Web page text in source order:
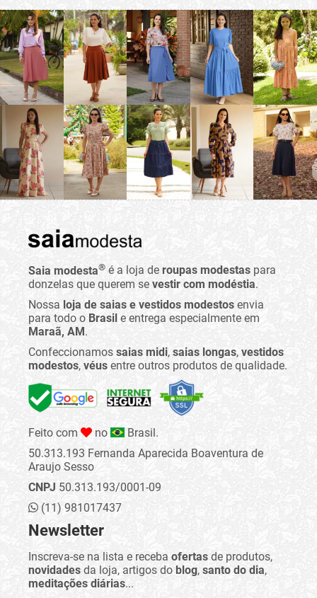
Saia modesta® é a loja de roupas modestas para
donzelas que querem se vestir com modéstia.
Nossa loja de saias e vestidos modestos envia
para todo o Brasil e entrega especialmente em
Maraã, AM.
Confeccionamos saias midi, saias longas, vestidos
modestos, véus entre outros produtos de qualidade.
Feito com no
Brasil.
50.313.193 Fernanda Aparecida Boaventura de
Araujo Sesso
CNPJ 50.313.193/0001-09
(11) 981017437
Newsletter
Inscreva-se na lista e receba ofertas de produtos,
novidades da loja, artigos do blog, santo do dia,
meditações diárias...